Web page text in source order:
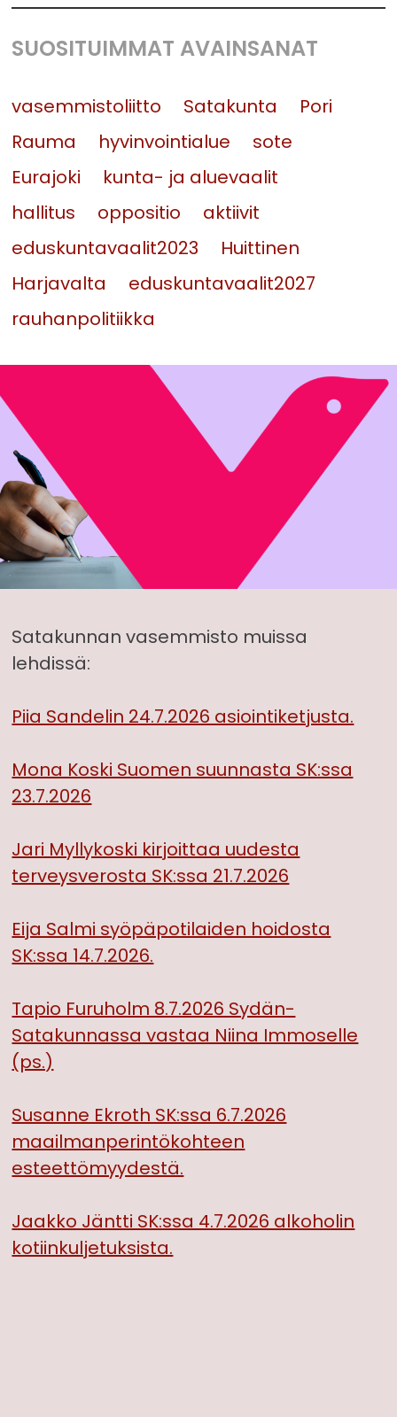
SUOSITUIMMAT AVAINSANAT
vasemmistoliitto Satakunta
Pori
Rauma
hyvinvointialue
sote
Eurajoki
kunta- ja aluevaalit
hallitus
oppositio
aktiivit
eduskuntavaalit2023
Huittinen
Harjavalta
eduskuntavaalit2027
rauhanpolitiikka
Satakunnan vasemmisto muissa
lehdissä:
Piia Sandelin 24.7.2026 asiointiketjusta.
Mona Koski Suomen suunnasta SK:ssa
23.7.2026
Jari Myllykoski kirjoittaa uudesta
terveysverosta SK:ssa 21.7.2026
Eija Salmi syöpäpotilaiden hoidosta
SK:ssa 14.7.2026.
Tapio Furuholm 8.7.2026 Sydän-
Satakunnassa vastaa Niina Immoselle
(ps.)
Susanne Ekroth SK:ssa 6.7.2026
maailmanperintökohteen
esteettömyydestä.
Jaakko Jäntti SK:ssa 4.7.2026 alkoholin
kotiinkuljetuksista.